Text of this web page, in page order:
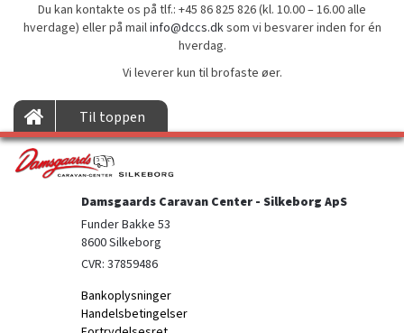
Du kan kontakte os på tlf.: +45 86 825 826 (kl. 10.00 – 16.00 alle
hverdage) eller på mailinfo@dccs.dksom vi besvarer inden for én
hverdag.
Vi leverer kun til brofaste øer.
Til toppen
Damsgaards Caravan Center - Silkeborg ApS
Funder Bakke 53
8600 Silkeborg
CVR: 37859486
Bankoplysninger
Handelsbetingelser